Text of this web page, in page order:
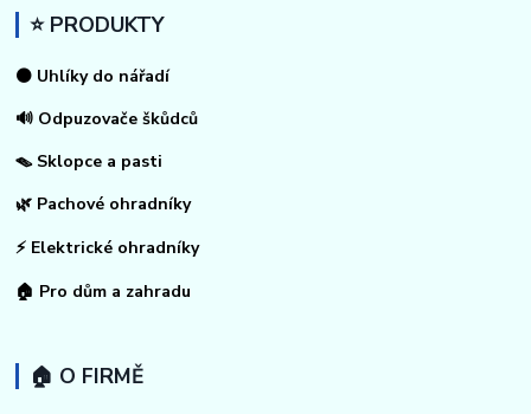
⭐ PRODUKTY
⚫ Uhlíky do nářadí
🔊 Odpuzovače škůdců
🪤 Sklopce a pasti
🌿 Pachové ohradníky
⚡ Elektrické ohradníky
🏠 Pro dům a zahradu
🏠 O FIRMĚ